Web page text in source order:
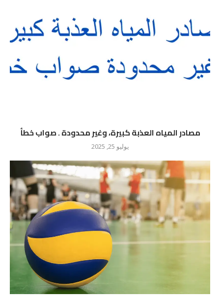
مصادر المياه العذبة كبيرة، وغير محدودة . صواب خطأ
يوليو 25, 2025